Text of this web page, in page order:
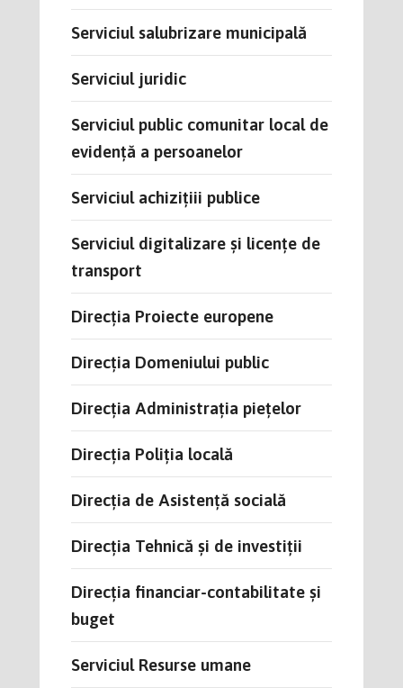
Serviciul salubrizare municipală
Serviciul juridic
Serviciul public comunitar local de
evidență a persoanelor
Serviciul achizițiii publice
Serviciul digitalizare și licențe de
transport
Direcția Proiecte europene
Direcţia Domeniului public
Direcţia Administraţia pieţelor
Direcția Poliţia locală
Direcția de Asistență socială
Direcţia Tehnică şi de investiţii
Direcţia financiar-contabilitate şi
buget
Serviciul Resurse umane